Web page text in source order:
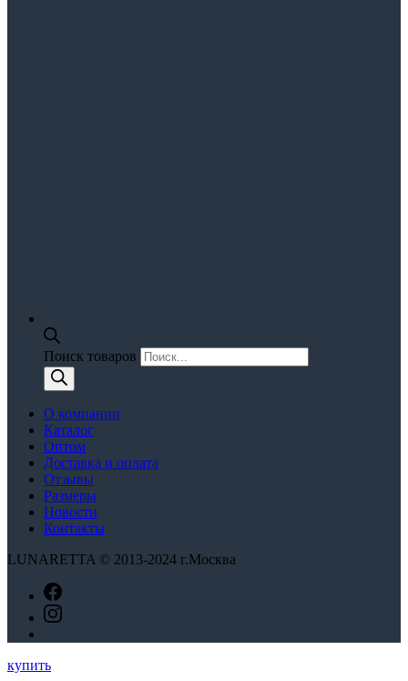
Поиск товаров
О компании
Каталог
Оптом
Доставка и оплата
Отзывы
Размеры
Новости
Контакты
LUNARETTA © 2013-2024 г.Москва
купить